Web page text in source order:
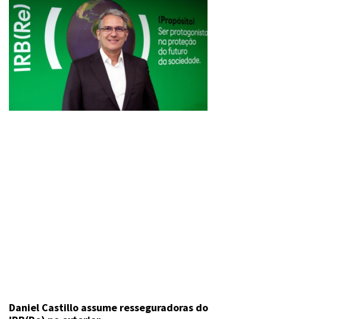
Daniel Castillo assume resseguradoras do